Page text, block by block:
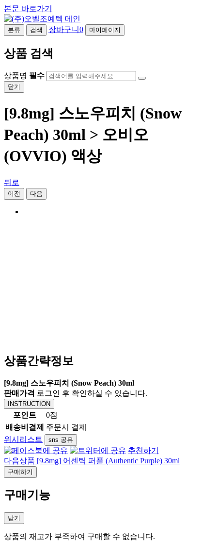
본문 바로가기
분류 검색 장바구니 0 마이페이지
상품 검색
상품명 필수
닫기
[9.8mg] 스노우피치 (Snow
Peach) 30ml > 오비오
(OVVIO) 액상
뒤로
이전 다음
상품간략정보
[9.8mg] 스노우피치 (Snow Peach) 30ml
판매가격 로그인 후 확인하실 수 있습니다.
INSTRUCTION
포인트
0점
배송비결제
주문시 결제
위시리스트
sns 공유
추천하기
다음상품 [9.8mg] 어센틱 퍼플 (Authentic Purple) 30ml
구매하기
구매기능
닫기
상품의 재고가 부족하여 구매할 수 없습니다.